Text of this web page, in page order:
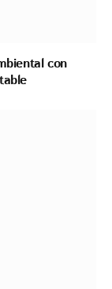
con